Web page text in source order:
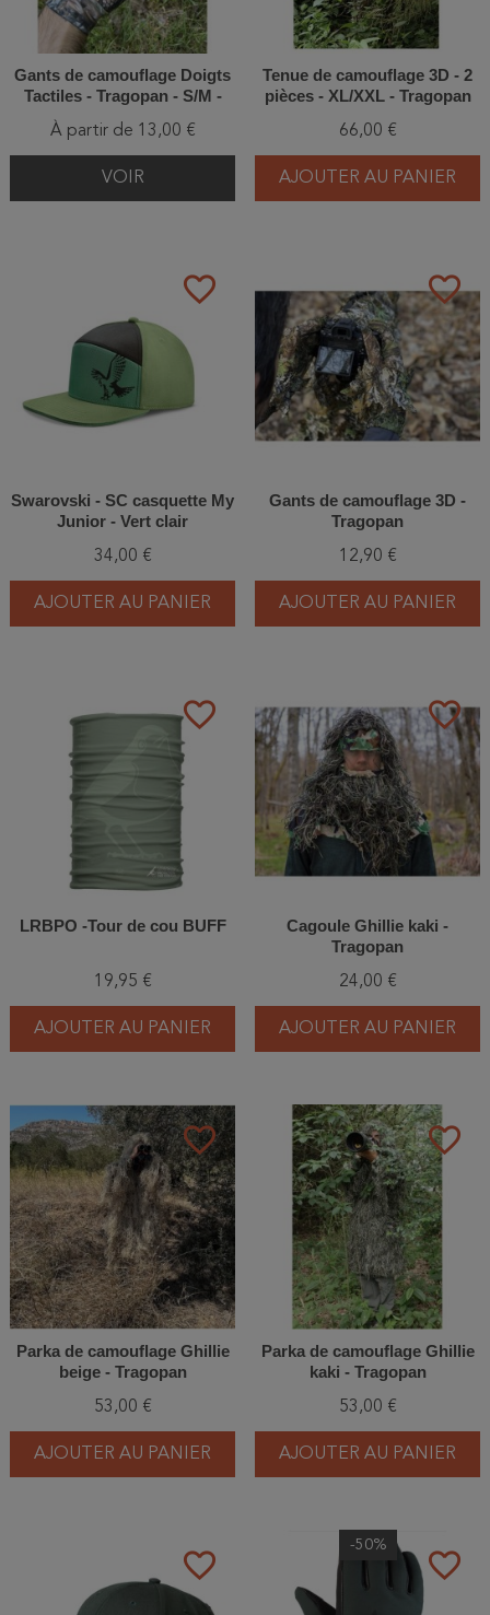
Gants de camouflage Doigts
Tactiles - Tragopan - S/M -
À partir de 13,00 €
VOIR
Tenue de camouflage 3D - 2
pièces - XL/XXL - Tragopan
66,00 €
AJOUTER AU PANIER
favorite_border
Swarovski - SC casquette My
Junior - Vert clair
34,00 €
AJOUTER AU PANIER
favorite_border
Gants de camouflage 3D -
Tragopan
12,90 €
AJOUTER AU PANIER
favorite_border
LRBPO -Tour de cou BUFF
19,95 €
AJOUTER AU PANIER
favorite_border
Cagoule Ghillie kaki -
Tragopan
24,00 €
AJOUTER AU PANIER
favorite_border
Parka de camouflage Ghillie
beige - Tragopan
53,00 €
AJOUTER AU PANIER
favorite_border
Parka de camouflage Ghillie
kaki - Tragopan
53,00 €
AJOUTER AU PANIER
favorite_border favorite_border
-50%